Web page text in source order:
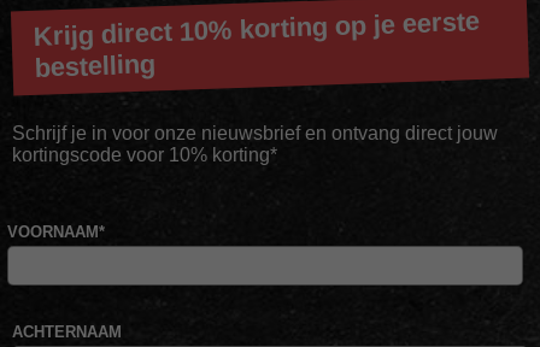
Krijg direct 10% korting op je eerste
bestelling
Schrijf je in voor onze nieuwsbrief en ontvang direct jouw
kortingscode voor 10% korting*
VOORNAAM*
ACHTERNAAM